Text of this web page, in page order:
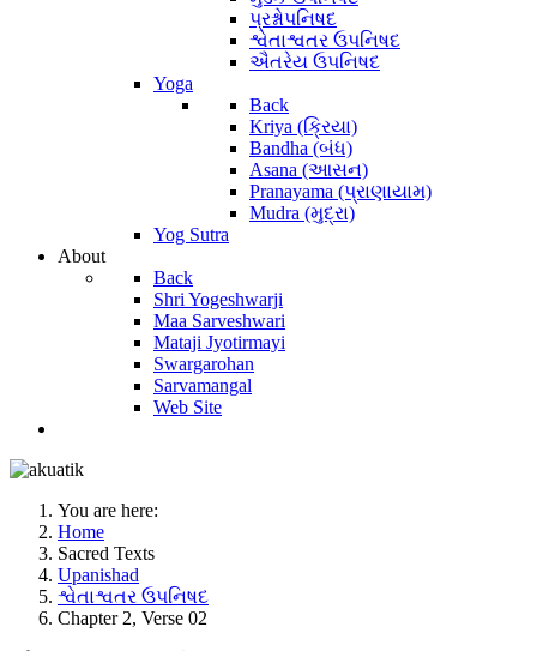
પ્રશ્નોપનિષદ
શ્વેતાશ્વતર ઉપનિષદ
ઐતરેય ઉપનિષદ
Yoga
Back
Kriya (ક્રિયા)
Bandha (બંધ)
Asana (આસન)
Pranayama (પ્રાણાયામ)
Mudra (મુદ્રા)
Yog Sutra
About
Back
Shri Yogeshwarji
Maa Sarveshwari
Mataji Jyotirmayi
Swargarohan
Sarvamangal
Web Site
You are here:
Home
Sacred Texts
Upanishad
શ્વેતાશ્વતર ઉપનિષદ
Chapter 2, Verse 02